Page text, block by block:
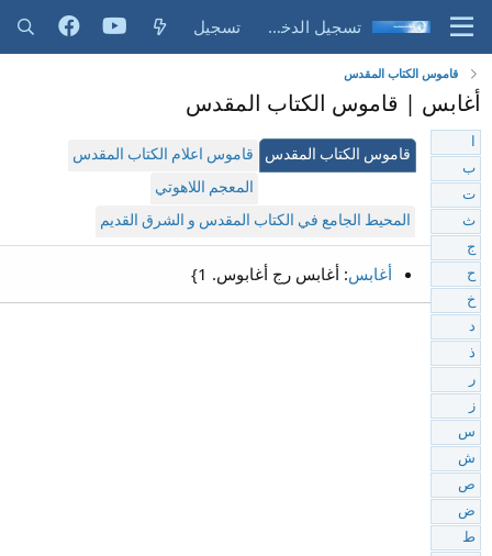
تسجيل الدخول تسجيل
قاموس الكتاب المقدس
أغابس | قاموس الكتاب المقدس
قاموس الكتاب المقدس
قاموس اعلام الكتاب المقدس
المعجم اللاهوتي
المحيط الجامع في الكتاب المقدس و الشرق القديم
أغابس: أغابس رج أغابوس. 1}
ب
ت
ث
ج
ح
خ
د
ذ
ر
ز
س
ش
ص
ض
ط